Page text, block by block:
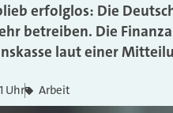
erfolglos: Die
betreiben. Die
laut einer
Uhr Arbeit